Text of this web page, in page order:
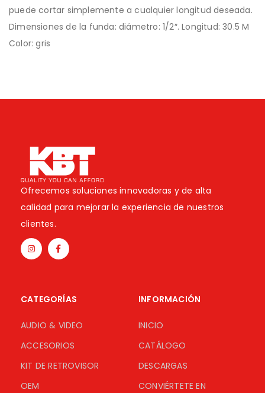
puede cortar simplemente a cualquier longitud deseada.
Dimensiones de la funda: diámetro: 1/2″. Longitud: 30.5 M
Color: gris
Ofrecemos soluciones innovadoras y de alta
calidad para mejorar la experiencia de nuestros
clientes.
CATEGORÍAS
AUDIO & VIDEO
ACCESORIOS
KIT DE RETROVISOR
OEM
INFORMACIÓN
INICIO
CATÁLOGO
DESCARGAS
CONVIÉRTETE EN